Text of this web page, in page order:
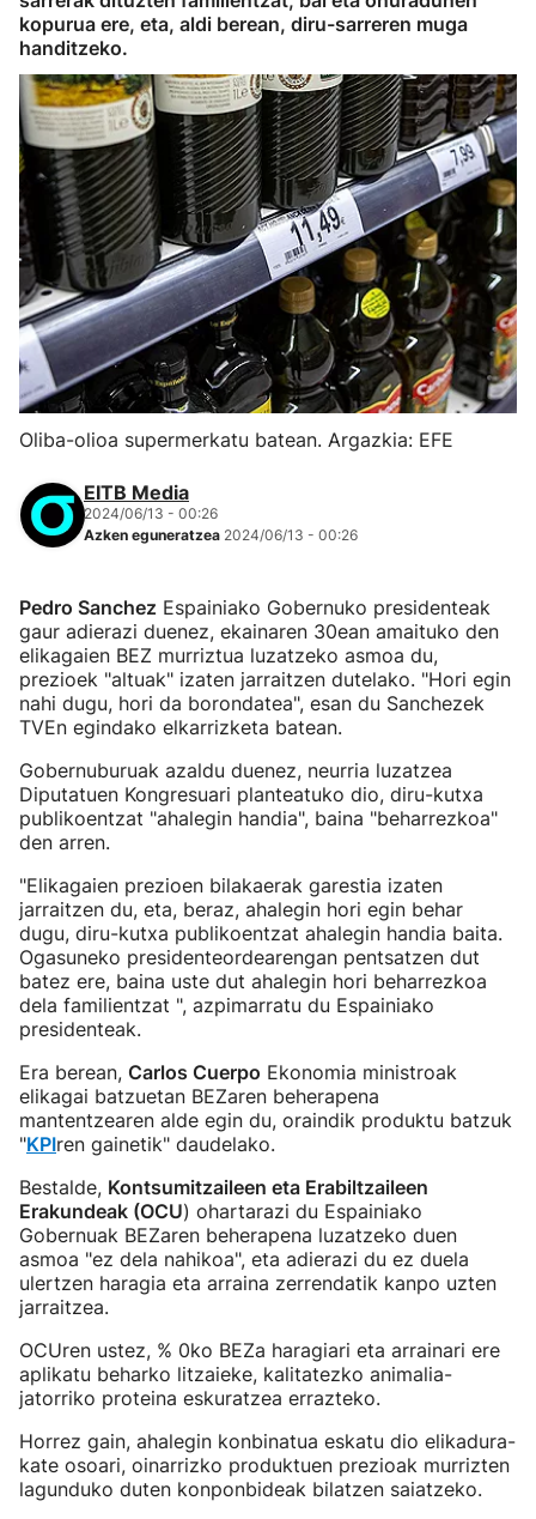
kopurua ere, eta, aldi berean, diru-sarreren muga
handitzeko.
Oliba-olioa supermerkatu batean. Argazkia: EFE
EITB Media
2024/06/13 - 00:26
Azken eguneratzea 2024/06/13 - 00:26
Pedro Sanchez Espainiako Gobernuko presidenteak
gaur adierazi duenez, ekainaren 30ean amaituko den
elikagaien BEZ murriztua luzatzeko asmoa du,
prezioek "altuak" izaten jarraitzen dutelako. "Hori egin
nahi dugu, hori da borondatea", esan du Sanchezek
TVEn egindako elkarrizketa batean.
Gobernuburuak azaldu duenez, neurria luzatzea
Diputatuen Kongresuari planteatuko dio, diru-kutxa
publikoentzat "ahalegin handia", baina "beharrezkoa"
den arren.
"Elikagaien prezioen bilakaerak garestia izaten
jarraitzen du, eta, beraz, ahalegin hori egin behar
dugu, diru-kutxa publikoentzat ahalegin handia baita.
Ogasuneko presidenteordearengan pentsatzen dut
batez ere, baina uste dut ahalegin hori beharrezkoa
dela familientzat ", azpimarratu du Espainiako
presidenteak.
Era berean, Carlos Cuerpo Ekonomia ministroak
elikagai batzuetan BEZaren beherapena
mantentzearen alde egin du, oraindik produktu batzuk
"KPIren gainetik" daudelako.
Bestalde, Kontsumitzaileen eta Erabiltzaileen
Erakundeak (OCU) ohartarazi du Espainiako
Gobernuak BEZaren beherapena luzatzeko duen
asmoa "ez dela nahikoa", eta adierazi du ez duela
ulertzen haragia eta arraina zerrendatik kanpo uzten
jarraitzea.
OCUren ustez, % 0ko BEZa haragiari eta arrainari ere
aplikatu beharko litzaieke, kalitatezko animalia-
jatorriko proteina eskuratzea errazteko.
Horrez gain, ahalegin konbinatua eskatu dio elikadura-
kate osoari, oinarrizko produktuen prezioak murrizten
lagunduko duten konponbideak bilatzen saiatzeko.